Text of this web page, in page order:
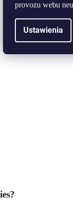
provozu webu
Ustawienia